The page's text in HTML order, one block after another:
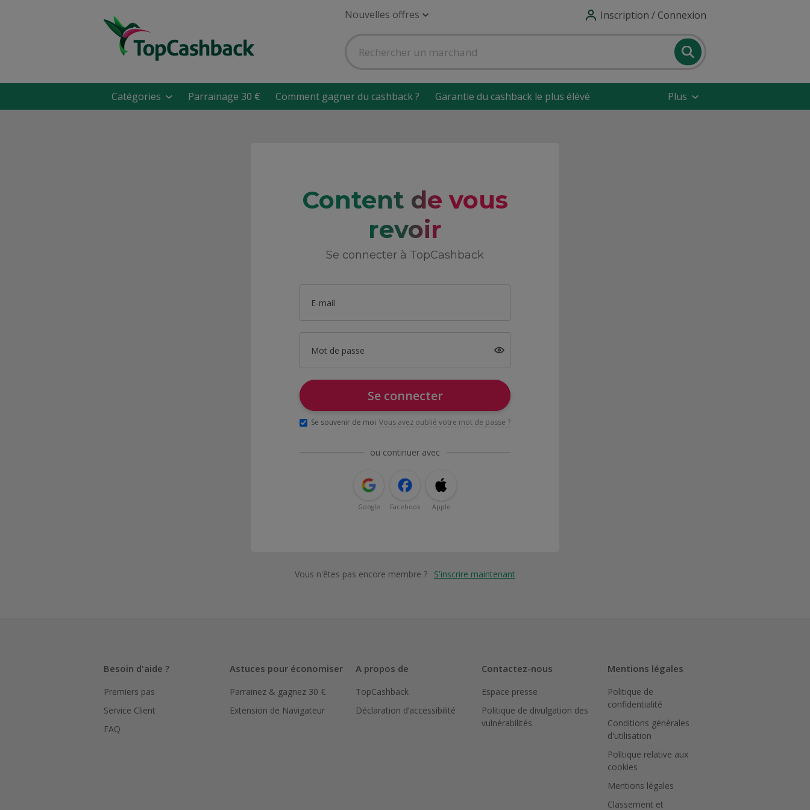
Nouvelles offres Inscription / Connexion
Catégories Parrainage 30 € Comment gagner du cashback ? Garantie du cashback le plus élévé Plus
Content de vous
revoir
Se connecter à TopCashback
E-mail
Mot de passe
Se connecter
Se souvenir de moi Vous avez oublié votre mot de passe ?
ou continuer avec
Google Facebook Apple
Vous n'êtes pas encore membre ? S'inscrire maintenant
Besoin d'aide ?
Premiers pas
Service Client
FAQ
Astuces pour économiser
Parrainez & gagnez 30 €
Extension de Navigateur
A propos de
TopCashback
Déclaration d’accessibilité
Contactez-nous
Espace presse
Politique de divulgation des
vulnérabilités
Mentions légales
Politique de
confidentialité
Conditions générales
d'utilisation
Politique relative aux
cookies
Mentions légales
Classement et